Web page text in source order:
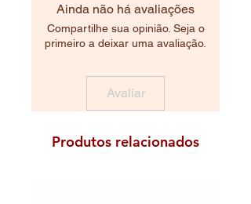
Ainda não há avaliações
Compartilhe sua opinião. Seja o
primeiro a deixar uma avaliação.
Avaliar
Produtos relacionados